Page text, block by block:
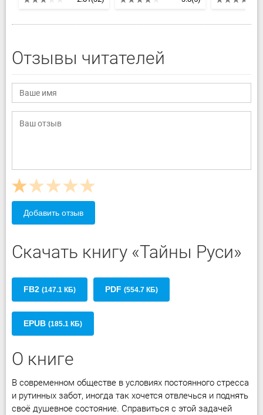
Отзывы читателей
Добавить отзыв
Скачать книгу «Тайны Руси»
FB2 (147.1 КБ) PDF (554.7 КБ)
EPUB (185.1 КБ)
О книге
В современном обществе в условиях постоянного стресса
и рутинных забот, иногда так хочется отвлечься и поднять
своё душевное состояние. Справиться с этой задачей